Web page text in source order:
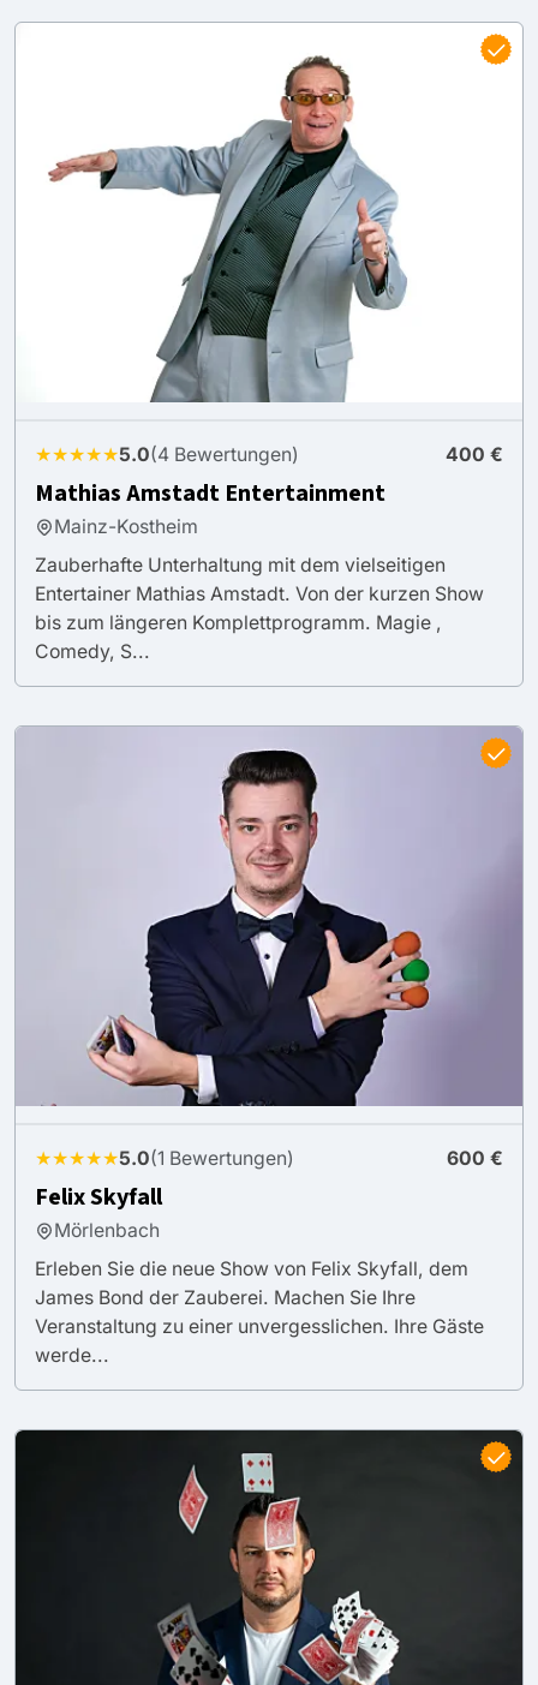
★★★★★5.0(4 Bewertungen) 400 €
Mathias Amstadt Entertainment
Mainz-Kostheim
Zauberhafte Unterhaltung mit dem vielseitigen
Entertainer Mathias Amstadt. Von der kurzen Show
bis zum längeren Komplettprogramm. Magie ,
Comedy, S...
★★★★★5.0(1 Bewertungen) 600 €
Felix Skyfall
Mörlenbach
Erleben Sie die neue Show von Felix Skyfall, dem
James Bond der Zauberei. Machen Sie Ihre
Veranstaltung zu einer unvergesslichen. Ihre Gäste
werde...